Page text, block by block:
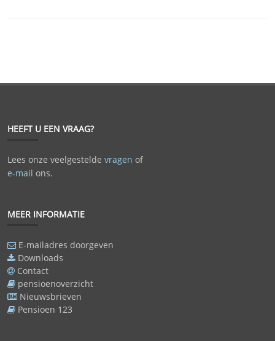
HEEFT U EEN VRAAG?
Lees onze veelgestelde vragen of
e-mail ons.
MEER INFORMATIE
E-mailadres doorgeven
Downloads
Contact
pensioenoverzicht
Nieuwsbrieven
Pensioen 123